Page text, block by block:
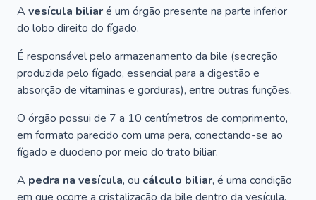
A vesícula biliaré um órgão presente na parte inferior
do lobo direito do fígado.
É responsável pelo armazenamento da bile (secreção
produzida pelo fígado, essencial para a digestão e
absorção de vitaminas e gorduras), entre outras funções.
O órgão possui de 7 a 10 centímetros de comprimento,
em formato parecido com uma pera, conectando-se ao
fígado e duodeno por meio do trato biliar.
A pedra na vesícula, ou cálculo biliar, é uma condição